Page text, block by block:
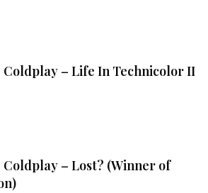
Coldplay – Life In Technicolor II
– Lost? (Winner of